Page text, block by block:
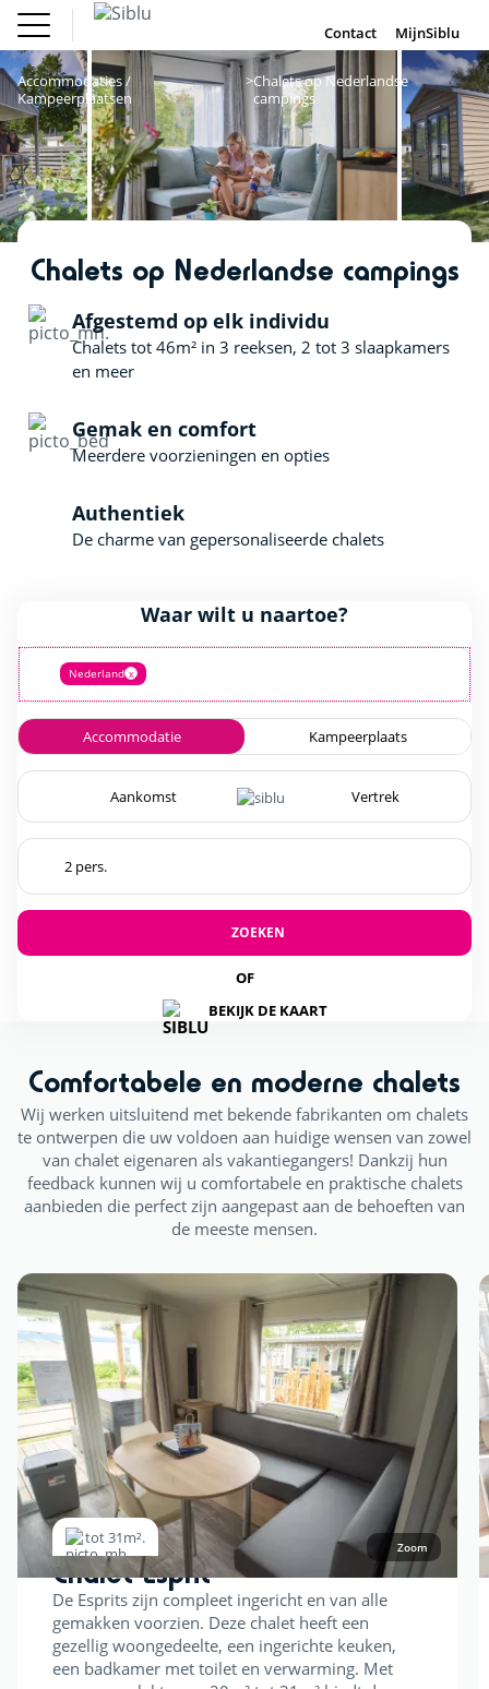
Overslaan
en
naar
de
inhoud
gaan
Fun Pass
Parken)
FR IE EN
Onze Campings
Vakantie Inspiratie
Aanbiedingen
Accommodaties / Kampeerplaatsen
Ontdek Siblu
Fun Pass (Franse Parken)
Chalet Kopen
DE FR EN
Contact MijnSiblu
Accommodaties /
Kampeerplaatsen
Chalets op Nederlandse
campings
Chalets op Nederlandse campings
Afgestemd op elk individu
Chalets tot 46m² in 3 reeksen, 2 tot 3 slaapkamers
en meer
Gemak en comfort
Meerdere voorzieningen en opties
Authentiek
De charme van gepersonaliseerde chalets
Waar wilt u naartoe?
Nederland x
Accommodatie Kampeerplaats
ZOEKEN
OF
BEKIJK DE KAART
Comfortabele en moderne chalets
Wij werken uitsluitend met bekende fabrikanten om chalets
te ontwerpen die uw voldoen aan huidige wensen van zowel
van chalet eigenaren als vakantiegangers! Dankzij hun
feedback kunnen wij u comfortabele en praktische chalets
aanbieden die perfect zijn aangepast aan de behoeften van
de meeste mensen.
Zoom
tot 31m².
Chalet Esprit
De Esprits zijn compleet ingericht en van alle
gemakken voorzien. Deze chalet heeft een
gezellig woongedeelte, een ingerichte keuken,
een badkamer met toilet en verwarming. Met